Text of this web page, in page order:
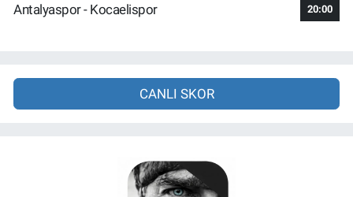
Antalyaspor - Kocaelispor 20:00
CANLI SKOR